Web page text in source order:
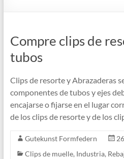
Compre clips de
tubos
Clips de resorte y Abrazaderas
componentes de tubos y ejes
encajarse o fijarse en el lugar
de los clips de resorte y de los
Gutekunst Formfedern
Clips de muelle, Industria,